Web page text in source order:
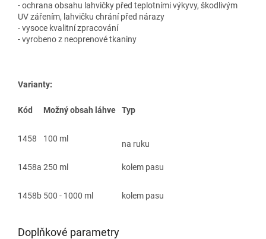
- ochrana obsahu lahvičky před teplotními výkyvy, škodlivým
UV zářením, lahvičku chrání před nárazy
- vysoce kvalitní zpracování
- vyrobeno z neoprenové tkaniny
Varianty:
Kód Možný obsah láhve Typ
1458 100 ml
na ruku
1458a 250 ml kolem pasu
1458b 500 - 1000 ml kolem pasu
Doplňkové parametry